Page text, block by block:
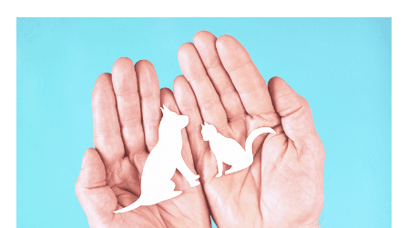
上記に係る連絡・手続き・管理等付帯業務を行うため
4.家族・友達紹介にて取得した個人情報
被紹介者への連絡、及び当社と取引のあるもしくは委託を受
けている保険会社・提携会社の保険その他に関する情報を提
供し、金融商品等の契約を勧奨するため
アンケートやキャンペーン等の実施のため
上記に係る連絡・手続き・管理等付帯業務を行うため
5.通話録音にて取得する情報